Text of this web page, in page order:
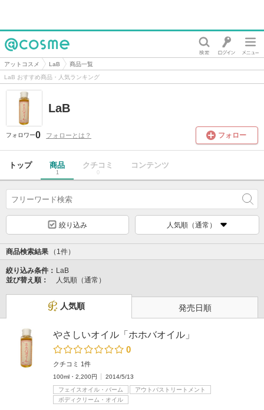
@cosme
アットコスメ LaB
商品一覧
LaB おすすめ商品・人気ランキング
LaB
フォロワー0 フォローとは？ フォロー
トップ 商品
1
クチコミ
0
コンテンツ
絞り込み 人気順（通常）
商品検索結果 （1件）
絞り込み条件： LaB
並び替え順：
人気順（通常）
人気順 発売日順
やさしいオイル「ホホバオイル」
0
クチコミ 1件
100ml・2,200円
2014/5/13
フェイスオイル・バーム
アウトバストリートメント
ボディクリーム・オイル